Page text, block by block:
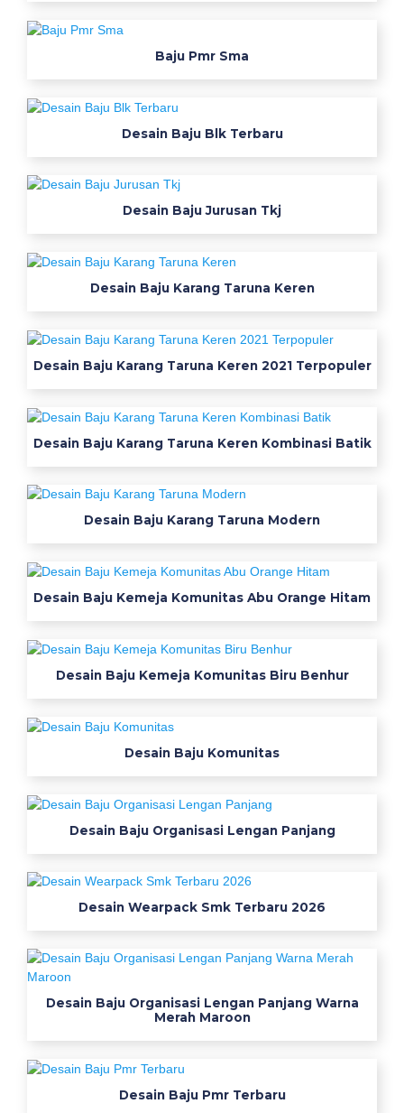
Baju Pmr Sma
Desain Baju Blk Terbaru
Desain Baju Jurusan Tkj
Desain Baju Karang Taruna Keren
Desain Baju Karang Taruna Keren 2021 Terpopuler
Desain Baju Karang Taruna Keren Kombinasi Batik
Desain Baju Karang Taruna Modern
Desain Baju Kemeja Komunitas Abu Orange Hitam
Desain Baju Kemeja Komunitas Biru Benhur
Desain Baju Komunitas
Desain Baju Organisasi Lengan Panjang
Desain Wearpack Smk Terbaru 2026
Desain Baju Organisasi Lengan Panjang Warna
Merah Maroon
Desain Baju Pmr Terbaru